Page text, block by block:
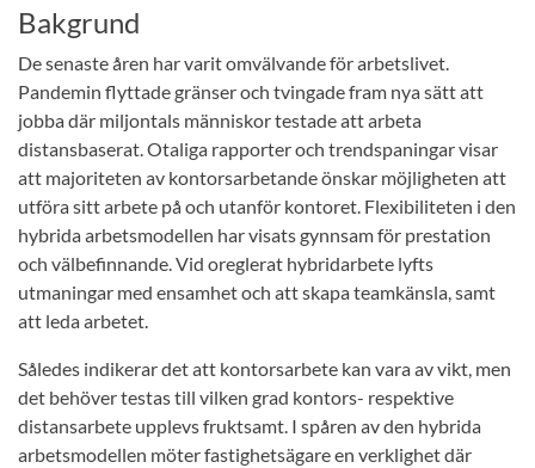
Bakgrund
De senaste åren har varit omvälvande för arbetslivet.
Pandemin flyttade gränser och tvingade fram nya sätt att
jobba där miljontals människor testade att arbeta
distansbaserat. Otaliga rapporter och trendspaningar visar
att majoriteten av kontorsarbetande önskar möjligheten att
utföra sitt arbete på och utanför kontoret. Flexibiliteten i den
hybrida arbetsmodellen har visats gynnsam för prestation
och välbefinnande. Vid oreglerat hybridarbete lyfts
utmaningar med ensamhet och att skapa teamkänsla, samt
att leda arbetet.
Således indikerar det att kontorsarbete kan vara av vikt, men
det behöver testas till vilken grad kontors- respektive
distansarbete upplevs fruktsamt. I spåren av den hybrida
arbetsmodellen möter fastighetsägare en verklighet där